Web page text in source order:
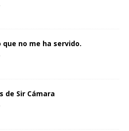
que no me ha servido.
de Sir Cámara